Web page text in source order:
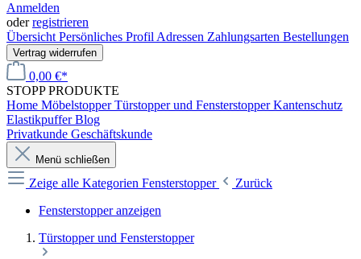
Anmelden
oderregistrieren
Übersicht Persönliches Profil Adressen Zahlungsarten Bestellungen
Vertrag widerrufen
0,00 €*
STOPP PRODUKTE
Home Möbelstopper Türstopper und Fensterstopper Kantenschutz
Elastikpuffer Blog
Privatkunde Geschäftskunde
Menü schließen
Zeige alle Kategorien Fensterstopper
Zurück
Fensterstopper anzeigen
Türstopper und Fensterstopper